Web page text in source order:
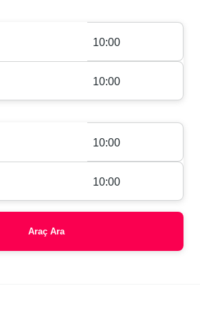
10:00
10:00
10:00
10:00
Araç Ara